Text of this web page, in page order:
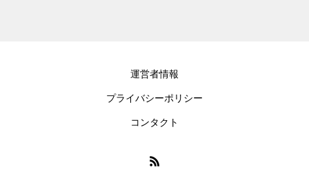
運営者情報
プライバシーポリシー
コンタクト